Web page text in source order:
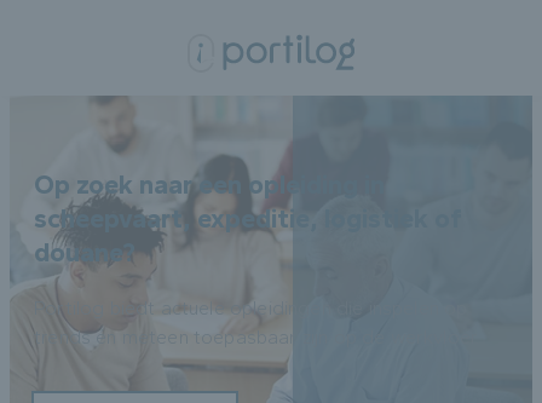
Op zoek naar een opleiding in
scheepvaart, expeditie, logistiek of
douane?
Portilog biedt actuele opleidingen die inspelen op
trends én meteen toepasbaar zijn op de werkvloer.